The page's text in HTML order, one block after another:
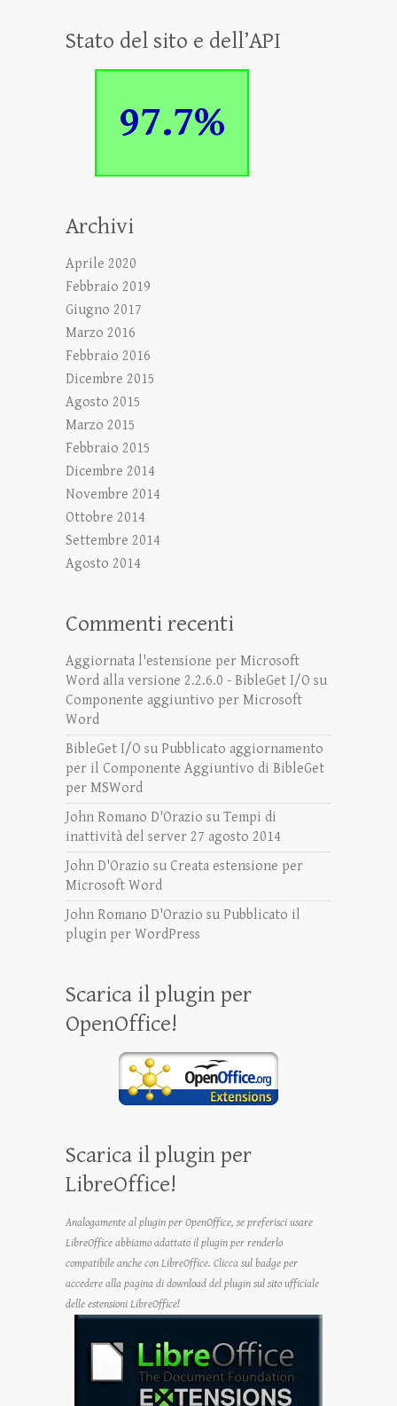
Stato del sito e dell’API
97.7%
Archivi
Aprile 2020
Febbraio 2019
Giugno 2017
Marzo 2016
Febbraio 2016
Dicembre 2015
Agosto 2015
Marzo 2015
Febbraio 2015
Dicembre 2014
Novembre 2014
Ottobre 2014
Settembre 2014
Agosto 2014
Commenti recenti
Aggiornata l'estensione per Microsoft
Word alla versione 2.2.6.0 - BibleGet I/O su
Componente aggiuntivo per Microsoft
Word
BibleGet I/O su Pubblicato aggiornamento
per il Componente Aggiuntivo di BibleGet
per MSWord
John Romano D'Orazio su Tempi di
inattività del server 27 agosto 2014
John D'Orazio su Creata estensione per
Microsoft Word
John Romano D'Orazio su Pubblicato il
plugin per WordPress
Scarica il plugin per
OpenOffice!
Scarica il plugin per
LibreOffice!
Analogamente al plugin per OpenOffice, se preferisci usare
LibreOffice abbiamo adattato il plugin per renderlo
compatibile anche con LibreOffice. Clicca sul badge per
accedere alla pagina di download del plugin sul sito ufficiale
delle estensioni LibreOffice!